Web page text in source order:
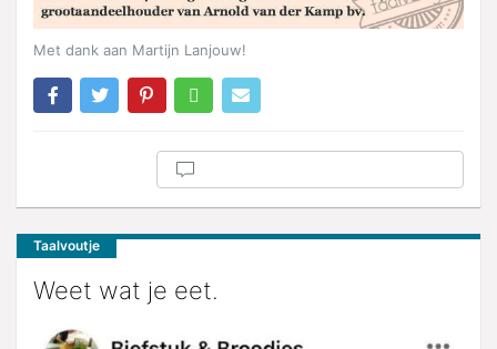
Met dank aan Martijn Lanjouw!
Taalvoutje
Weet wat je eet.